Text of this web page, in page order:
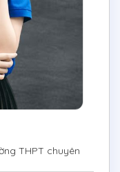
THPT chuyên